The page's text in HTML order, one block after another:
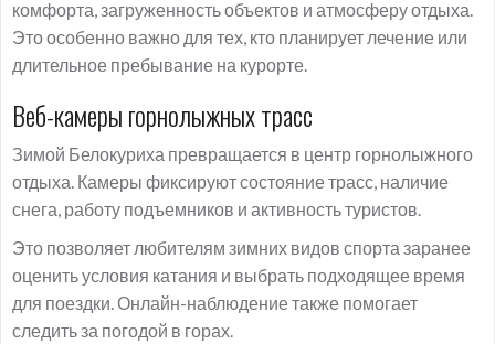
комфорта, загруженность объектов и атмосферу отдыха.
Это особенно важно для тех, кто планирует лечение или
длительное пребывание на курорте.
Веб-камеры горнолыжных трасс
Зимой Белокуриха превращается в центр горнолыжного
отдыха. Камеры фиксируют состояние трасс, наличие
снега, работу подъемников и активность туристов.
Это позволяет любителям зимних видов спорта заранее
оценить условия катания и выбрать подходящее время
для поездки. Онлайн-наблюдение также помогает
следить за погодой в горах.